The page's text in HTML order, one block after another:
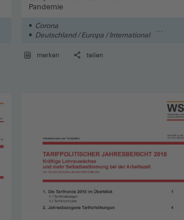
Pandemie
Corona
Deutschland / Europa / International
merken
teilen